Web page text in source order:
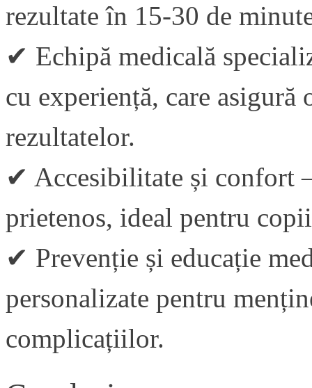
rezultate în 15-30 de
✔ Echipă medicală
cu experiență, care asigură
rezultatelor.
✔ Accesibilitate și confort
prietenos, ideal pentru
✔ Prevenție și educație
personalizate pentru
complicațiilor.